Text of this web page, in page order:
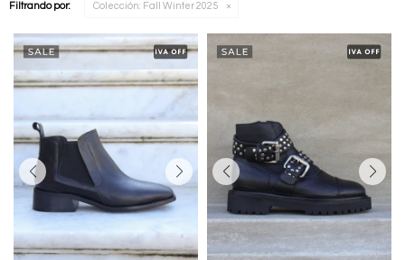
Filtrando por: Colección: Fall Winter 2025